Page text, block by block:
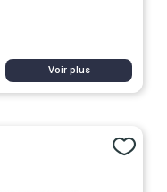
Voir plus